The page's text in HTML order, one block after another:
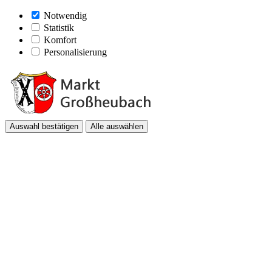
Notwendig
Statistik
Komfort
Personalisierung
Auswahl bestätigen Alle auswählen